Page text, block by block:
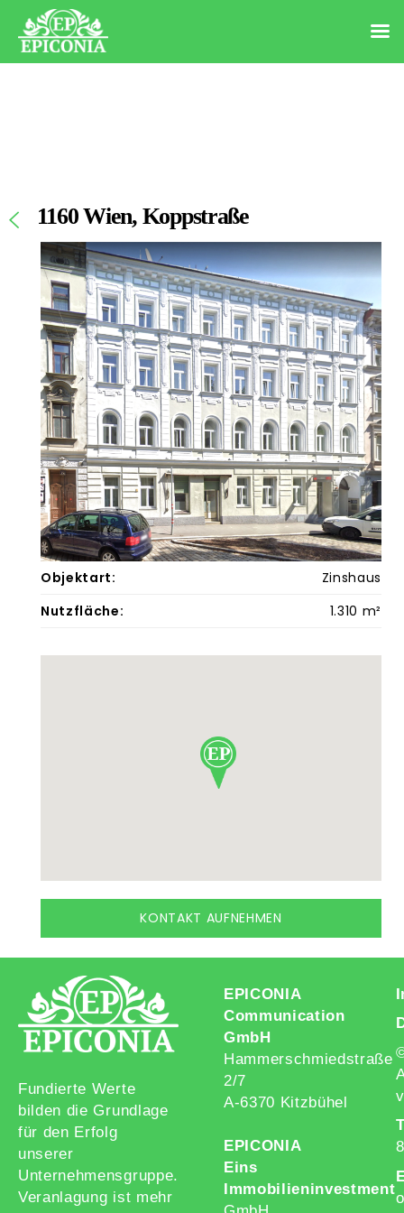
1160 Wien, Koppstraße
Objektart:
Zinshaus
Nutzfläche:
1.310 m²
KONTAKT AUFNEHMEN
Fundierte Werte
bilden die Grundlage
für den Erfolg
unserer
Unternehmensgruppe.
Veranlagung ist mehr
EPICONIA
Communication
GmbH
Hammerschmiedstraße
2/7
A-6370 Kitzbühel
EPICONIA
Eins
Immobilieninvestment